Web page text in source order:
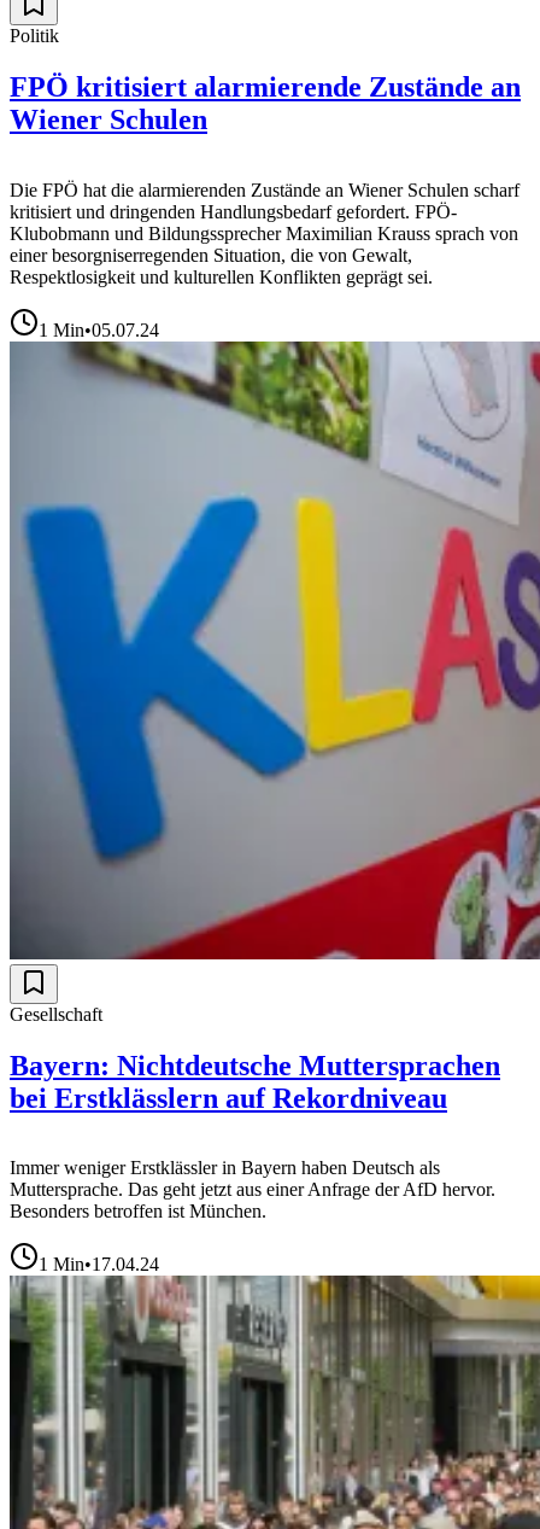
Politik
FPÖ kritisiert alarmierende Zustände an
Wiener Schulen
Die FPÖ hat die alarmierenden Zustände an Wiener Schulen scharf
kritisiert und dringenden Handlungsbedarf gefordert. FPÖ-
Klubobmann und Bildungssprecher Maximilian Krauss sprach von
einer besorgniserregenden Situation, die von Gewalt,
Respektlosigkeit und kulturellen Konflikten geprägt sei.
1 Min•05.07.24
Gesellschaft
Bayern: Nichtdeutsche Muttersprachen
bei Erstklässlern auf Rekordniveau
Immer weniger Erstklässler in Bayern haben Deutsch als
Muttersprache. Das geht jetzt aus einer Anfrage der AfD hervor.
Besonders betroffen ist München.
1 Min•17.04.24